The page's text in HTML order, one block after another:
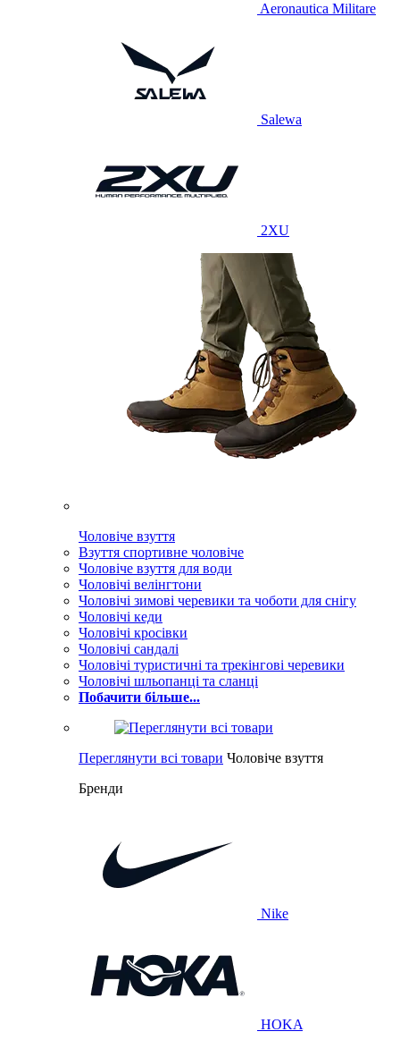
Aeronautica Militare
Salewa
2XU
Чоловіче взуття
Взуття спортивне чоловіче
Чоловіче взуття для води
Чоловічі велінгтони
Чоловічі зимові черевики та чоботи для снігу
Чоловічі кеди
Чоловічі кросівки
Чоловічі сандалі
Чоловічі туристичні та трекінгові черевики
Чоловічі шльопанці та сланці
Побачити більше...
Переглянути всі товари Чоловіче взуття
Бренди
Nike
HOKA